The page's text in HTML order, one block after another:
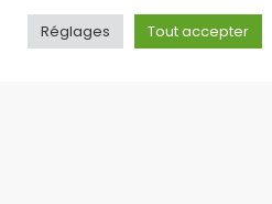
Réglages Tout accepter